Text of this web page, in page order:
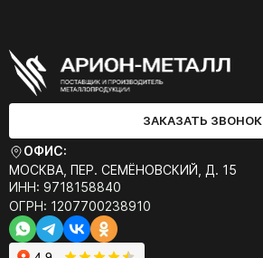
ЗАКАЗАТЬ ЗВОНОК
ОФИС:
МОСКВА, ПЕР. СЕМЁНОВСКИЙ, Д. 15
ИНН: 9718158840
ОГРН: 1207700238910